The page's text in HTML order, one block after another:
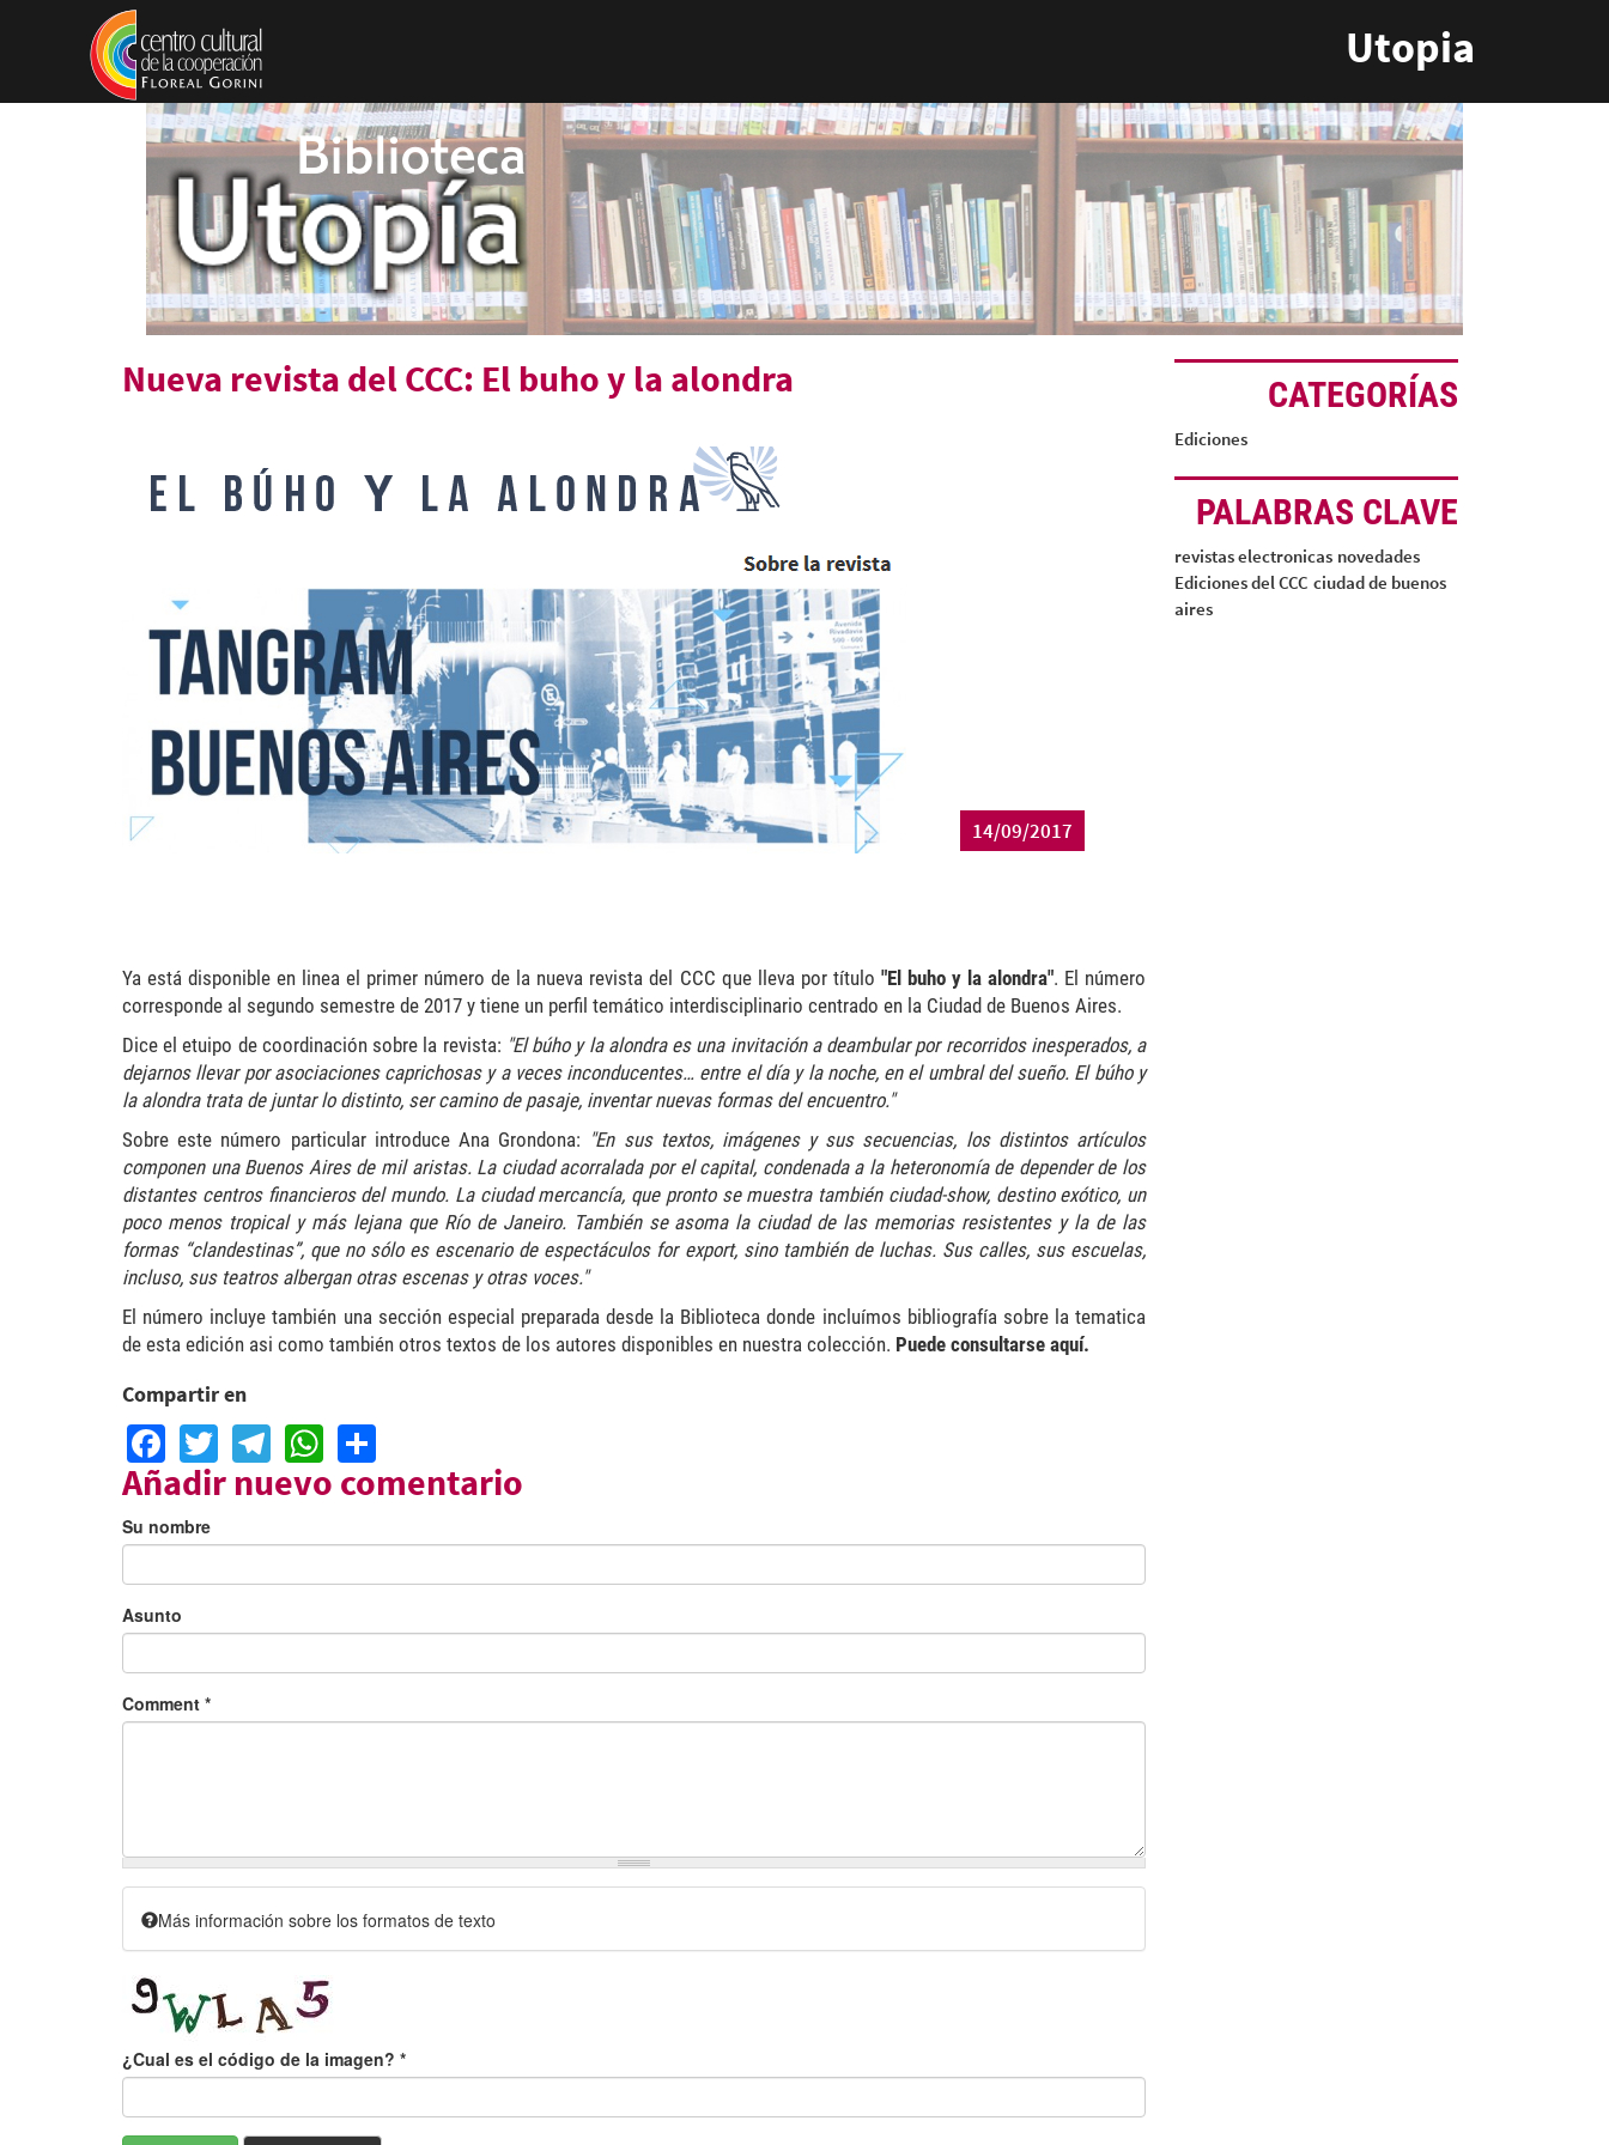
Pasar al contenido principal
Utopia
Nueva revista del CCC: El buho y la alondra
14/09/2017
Ya está disponible en linea el primer número de la nueva revista del CCC que lleva por título "El buho y la alondra". El número
corresponde al segundo semestre de 2017 y tiene un perfil temático interdisciplinario centrado en la Ciudad de Buenos Aires.
Dice el etuipo de coordinación sobre la revista: "El búho y la alondra es una invitación a deambular por recorridos inesperados, a
dejarnos llevar por asociaciones caprichosas y a veces inconducentes… entre el día y la noche, en el umbral del sueño. El búho y
la alondra trata de juntar lo distinto, ser camino de pasaje, inventar nuevas formas del encuentro."
Sobre este número particular introduce Ana Grondona: "En sus textos, imágenes y sus secuencias, los distintos artículos
componen una Buenos Aires de mil aristas. La ciudad acorralada por el capital, condenada a la heteronomía de depender de los
distantes centros financieros del mundo. La ciudad mercancía, que pronto se muestra también ciudad-show, destino exótico, un
poco menos tropical y más lejana que Río de Janeiro. También se asoma la ciudad de las memorias resistentes y la de las
formas “clandestinas”, que no sólo es escenario de espectáculos for export, sino también de luchas. Sus calles, sus escuelas,
incluso, sus teatros albergan otras escenas y otras voces."
El número incluye también una sección especial preparada desde la Biblioteca donde incluímos bibliografía sobre la tematica
de esta edición asi como también otros textos de los autores disponibles en nuestra colección. Puede consultarse aquí.
Compartir en
Facebook
TwitterTelegram
WhatsApp
Añadir nuevo comentario
Su nombre
Asunto
Comment *
Más información sobre los formatos de texto
¿Cual es el código de la imagen? *
CATEGORÍAS
Ediciones
PALABRAS CLAVE
revistas electronicas novedades
Ediciones del CCC ciudad de buenos
aires